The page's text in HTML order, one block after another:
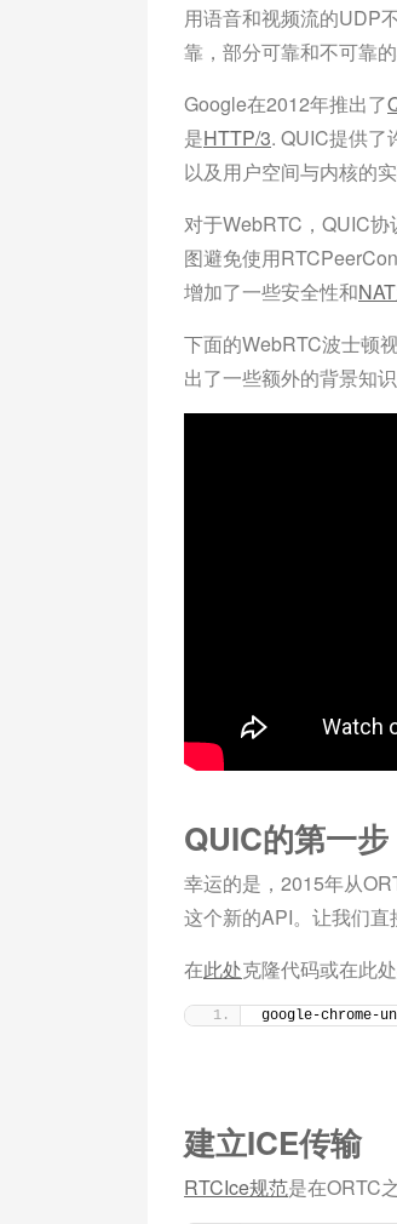
用语音和视频流的UDP
靠，部分可靠和不可靠的
Google在2012年推出了
是HTTP/3. QUIC提供了
以及用户空间与内核的
对于WebRTC，QUIC
图避免使用
增加了一些安全性和
下面的WebRTC波士顿
出了一些额外的背景知
QUIC的第一步
幸运的是，2015年从
这个新的API。让我们直
在此处克隆代码或在此处
google-chrome-
建立ICE传输
RTCIce规范是在ORTC